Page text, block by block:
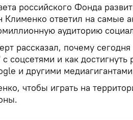
российского Фонда
Клименко ответил на самые
аудиторию
рассказал, почему
соцсетями и как достигнуть
и другими
чтобы играть на